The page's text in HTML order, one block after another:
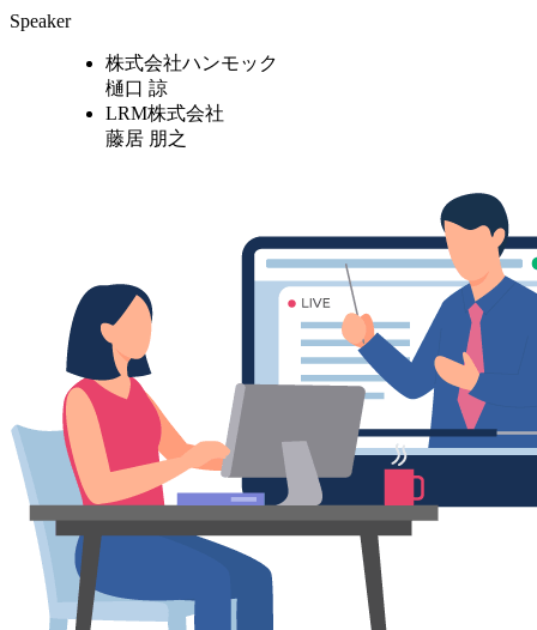
Speaker
株式会社ハンモック
樋口 諒
LRM株式会社
藤居 朋之